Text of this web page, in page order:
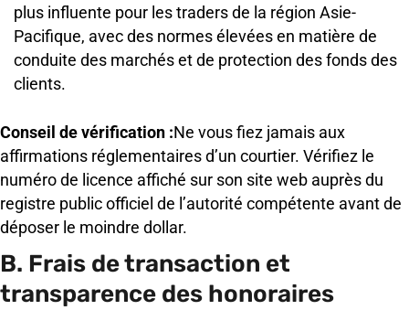
plus influente pour les traders de la région Asie-
Pacifique, avec des normes élevées en matière de
conduite des marchés et de protection des fonds des
clients.
Conseil de vérification :Ne vous fiez jamais aux
affirmations réglementaires d’un courtier. Vérifiez le
numéro de licence affiché sur son site web auprès du
registre public officiel de l’autorité compétente avant de
déposer le moindre dollar.
B. Frais de transaction et
transparence des honoraires